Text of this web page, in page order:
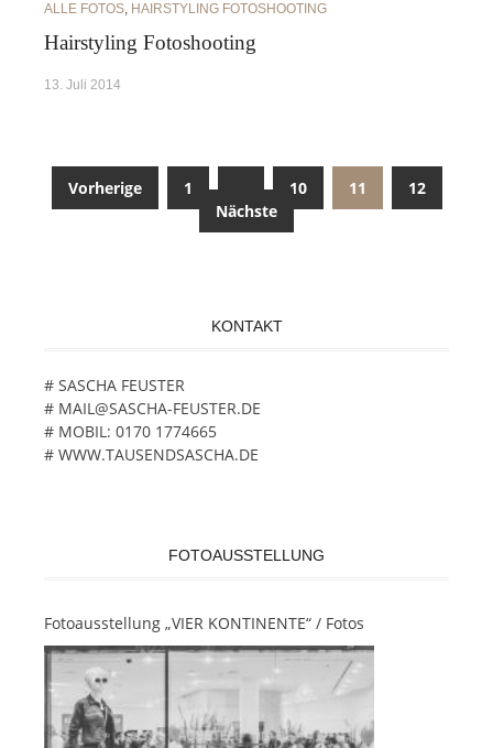
ALLE FOTOS, HAIRSTYLING FOTOSHOOTING
Hairstyling Fotoshooting
13. Juli 2014
Beitragsnavigation
Vorherige 1 10 11
12
Nächste
KONTAKT
# SASCHA FEUSTER
# MAIL@SASCHA-FEUSTER.DE
# MOBIL: 0170 1774665
# WWW.TAUSENDSASCHA.DE
FOTOAUSSTELLUNG
Fotoausstellung „VIER KONTINENTE“ / Fotos